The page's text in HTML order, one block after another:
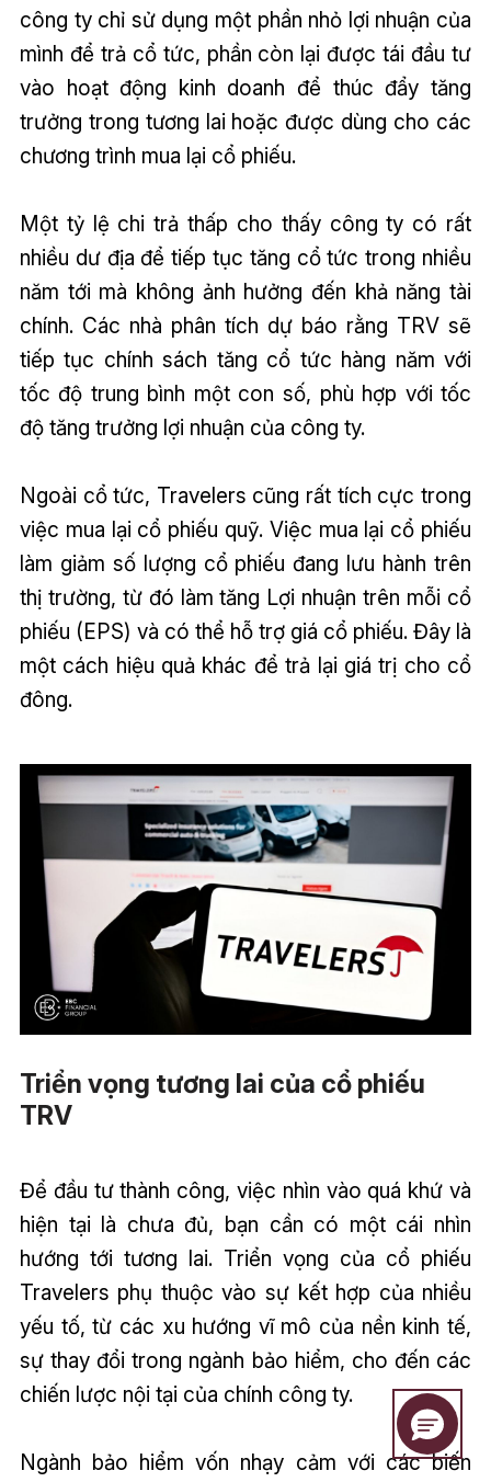
công ty chỉ sử dụng một phần nhỏ lợi nhuận của
mình để trả cổ tức, phần còn lại được tái đầu tư
vào hoạt động kinh doanh để thúc đẩy tăng
trưởng trong tương lai hoặc được dùng cho các
chương trình mua lại cổ phiếu.
Một tỷ lệ chi trả thấp cho thấy công ty có rất
nhiều dư địa để tiếp tục tăng cổ tức trong nhiều
năm tới mà không ảnh hưởng đến khả năng tài
chính. Các nhà phân tích dự báo rằng TRV sẽ
tiếp tục chính sách tăng cổ tức hàng năm với
tốc độ trung bình một con số, phù hợp với tốc
độ tăng trưởng lợi nhuận của công ty.
Ngoài cổ tức, Travelers cũng rất tích cực trong
việc mua lại cổ phiếu quỹ. Việc mua lại cổ phiếu
làm giảm số lượng cổ phiếu đang lưu hành trên
thị trường, từ đó làm tăng Lợi nhuận trên mỗi cổ
phiếu (EPS) và có thể hỗ trợ giá cổ phiếu. Đây là
một cách hiệu quả khác để trả lại giá trị cho cổ
đông.
Triển vọng tương lai của cổ phiếu
TRV
Để đầu tư thành công, việc nhìn vào quá khứ và
hiện tại là chưa đủ, bạn cần có một cái nhìn
hướng tới tương lai. Triển vọng của cổ phiếu
Travelers phụ thuộc vào sự kết hợp của nhiều
yếu tố, từ các xu hướng vĩ mô của nền kinh tế,
sự thay đổi trong ngành bảo hiểm, cho đến các
chiến lược nội tại của chính công ty.
Ngành bảo hiểm vốn nhạy cảm với các biến